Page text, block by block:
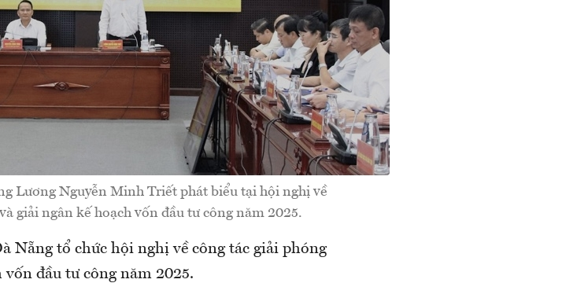
Lương Nguyễn Minh Triết phát biểu tại hội nghị về
giải ngân kế hoạch vốn đầu tư công năm 2025.
Nẵng tổ chức hội nghị về công tác giải phóng
đầu tư công năm 2025.